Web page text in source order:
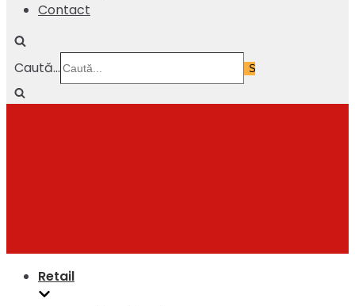
Contact
Caută...
Retail